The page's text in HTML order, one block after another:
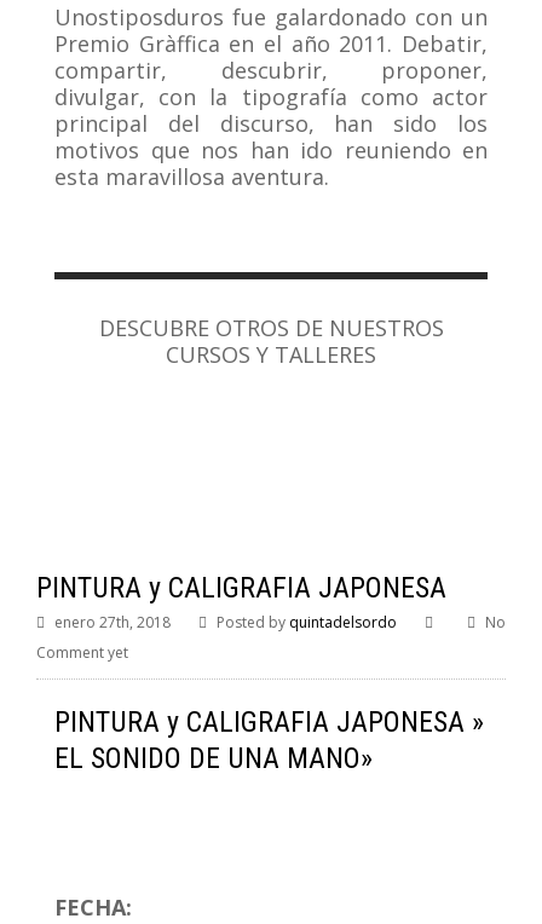
Unostiposduros fue galardonado con un
Premio Gràffica en el año 2011. Debatir,
compartir, descubrir, proponer,
divulgar, con la tipografía como actor
principal del discurso, han sido los
motivos que nos han ido reuniendo en
esta maravillosa aventura.
DESCUBRE OTROS DE NUESTROS
CURSOS Y TALLERES
PINTURA y CALIGRAFIA JAPONESA
enero 27th, 2018 Posted by quintadelsordo
No
Comment yet
PINTURA y CALIGRAFIA JAPONESA »
EL SONIDO DE UNA MANO»
FECHA: